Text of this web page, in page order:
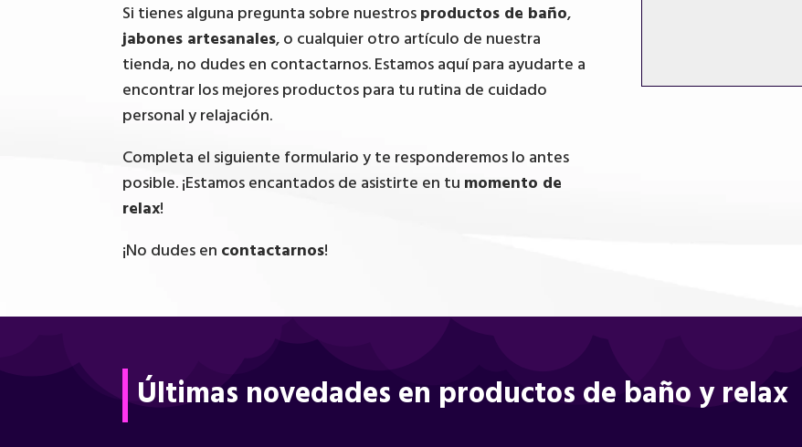
Si tienes alguna pregunta sobre nuestrosproductos de baño,
jabones artesanales, o cualquier otro artículo de nuestra
tienda, no dudes en contactarnos. Estamos aquí para ayudarte a
encontrar los mejores productos para tu rutina de cuidado
personal y relajación.
Completa el siguiente formulario y te responderemos lo antes
posible. ¡Estamos encantados de asistirte en tu momento de
relax!
¡No dudes en contactarnos!
Últimas novedades en productos de baño y relax